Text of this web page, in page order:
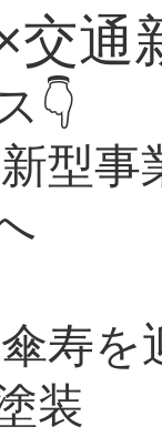
交通
👇
型
寿
装